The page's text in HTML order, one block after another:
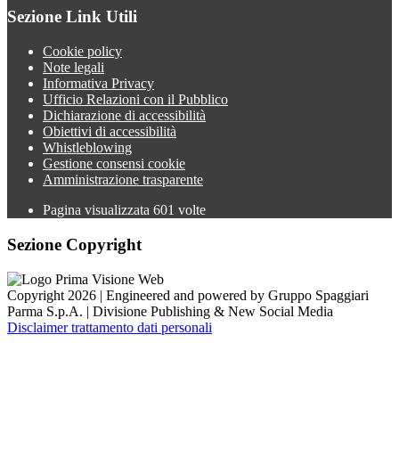
Sezione Link Utili
Cookie policy
Note legali
Informativa Privacy
Ufficio Relazioni con il Pubblico
Dichiarazione di accessibilità
Obiettivi di accessibilità
Whistleblowing
Gestione consensi cookie
Amministrazione trasparente
Pagina visualizzata 601 volte
Sezione Copyright
Copyright 2026 | Engineered and powered by Gruppo Spaggiari
Parma S.p.A. | Divisione Publishing & New Social Media
Disclaimer trattamento dati personali